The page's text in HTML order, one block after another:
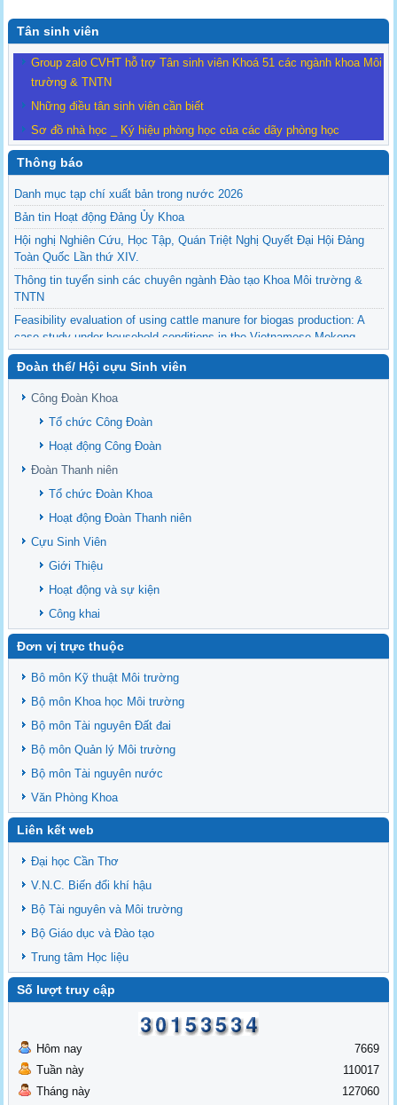
Tân sinh viên
Group zalo CVHT hỗ trợ Tân sinh viên Khoá 51 các ngành khoa Môi
trường & TNTN
Những điều tân sinh viên cần biết
Sơ đồ nhà học _ Ký hiệu phòng học của các dãy phòng học
Thông báo
Danh mục tạp chí xuất bản trong nước 2026
Bản tin Hoạt động Đảng Ủy Khoa
Hội nghị Nghiên Cứu, Học Tập, Quán Triệt Nghị Quyết Đại Hội Đảng
Toàn Quốc Lần thứ XIV.
Thông tin tuyển sinh các chuyên ngành Đào tạo Khoa Môi trường &
TNTN
Feasibility evaluation of using cattle manure for biogas production: A
case study under household conditions in the Vietnamese Mekong
Delta
Sediment properties in flood-based farming systems in the Vietnamese
upstream Mekong Delta
Danh mục tạp chí xuất bản Quốc Tế 2026
Danh Mục các Đề Tài NCKH cấp Tỉnh năm 2024
Văn bản - Quy định
Ban chấp hành Đảng bộ khoa
Đoàn thể/ Hội cựu Sinh viên
Công Đoàn Khoa
Tổ chức Công Đoàn
Hoạt động Công Đoàn
Đoàn Thanh niên
Tổ chức Đoàn Khoa
Hoạt động Đoàn Thanh niên
Cựu Sinh Viên
Giới Thiệu
Hoạt động và sự kiện
Công khai
Đơn vị trực thuộc
Bô môn Kỹ thuật Môi trường
Bộ môn Khoa học Môi trường
Bộ môn Tài nguyên Đất đai
Bộ môn Quản lý Môi trường
Bộ môn Tài nguyên nước
Văn Phòng Khoa
Liên kết web
Đại học Cần Thơ
V.N.C. Biến đổi khí hậu
Bộ Tài nguyên và Môi trường
Bộ Giáo dục và Đào tạo
Trung tâm Học liệu
Số lượt truy cập
Hôm nay
Tuần này
Tháng này
7669
110017
127060